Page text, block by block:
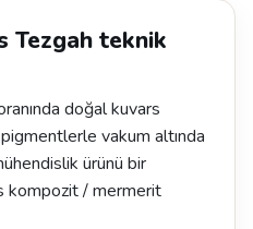
Tezgah teknik
doğal kuvars
pigmentlerle vakum altında
ürünü bir
kompozit / mermerit